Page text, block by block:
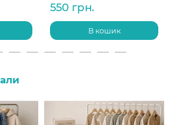
550 грн.
В кошик